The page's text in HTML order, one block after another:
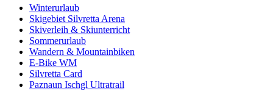
Winterurlaub
Skigebiet Silvretta Arena
Skiverleih & Skiunterricht
Sommerurlaub
Wandern & Mountainbiken
E-Bike WM
Silvretta Card
Paznaun Ischgl Ultratrail